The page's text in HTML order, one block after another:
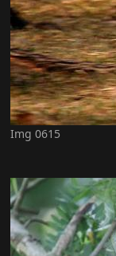
Img 0615